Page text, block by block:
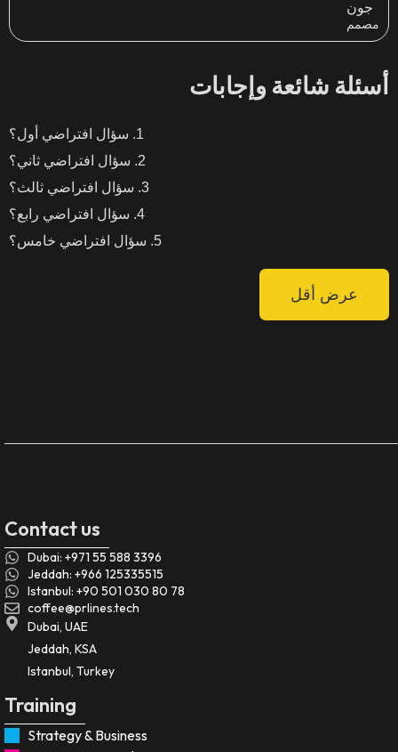
جون
مصمم
أسئلة شائعة وإجابات
سؤال افتراضي أول؟
سؤال افتراضي ثاني؟
سؤال افتراضي ثالث؟
سؤال افتراضي رابع؟
سؤال افتراضي خامس؟
عرض أقل
Contact us
Dubai: +971 55 588 3396
Jeddah: +966 125335515
Istanbul: +90 501 030 80 78
coffee@prlines.tech
Dubai, UAE
Jeddah, KSA
Istanbul, Turkey
Training
Strategy & Business